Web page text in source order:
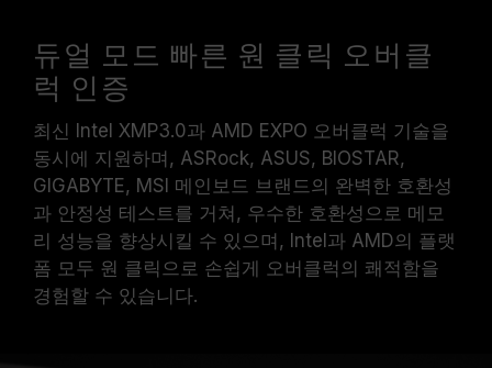
듀얼 모드 빠른 원 클릭 오버클
럭 인증
최신 Intel XMP3.0과 AMD EXPO 오버클럭 기술을
동시에 지원하며, ASRock, ASUS, BIOSTAR,
GIGABYTE, MSI 메인보드 브랜드의 완벽한 호환성
과 안정성 테스트를 거쳐, 우수한 호환성으로 메모
리 성능을 향상시킬 수 있으며, Intel과 AMD의 플랫
폼 모두 원 클릭으로 손쉽게 오버클럭의 쾌적함을
경험할 수 있습니다.